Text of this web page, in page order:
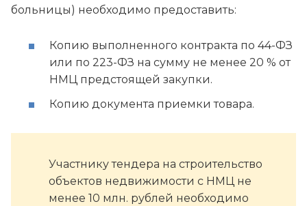
больницы) необходимо предоставить:
Копию выполненного контракта по 44-ФЗ
или по 223-ФЗ на сумму не менее 20 % от
НМЦ предстоящей закупки.
Копию документа приемки товара.
Участнику тендера на строительство
объектов недвижимости с НМЦ не
менее 10 млн. рублей необходимо